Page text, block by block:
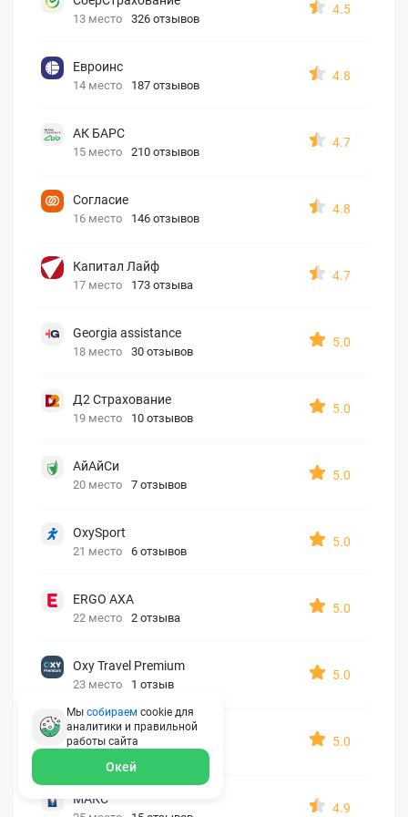
13 место 326 отзывов
4.5
Евроинс
14 место 187 отзывов
4.8
АК БАРС
15 место 210 отзывов
4.7
Согласие
16 место 146 отзывов
4.8
Капитал Лайф
17 место 173 отзыва
4.7
Georgia assistance
18 место 30 отзывов
5.0
Д2 Страхование
19 место 10 отзывов
5.0
АйАйСи
20 место 7 отзывов
5.0
OxySport
21 место 6 отзывов
5.0
ERGO AXA
22 место 2 отзыва
5.0
Oxy Travel Premium
23 место 1 отзыв
5.0
УралСиб
24 место 1 отзыв
5.0
МАКС
4.9
Мы собираем cookie для
аналитики и правильной
работы сайта
Окей